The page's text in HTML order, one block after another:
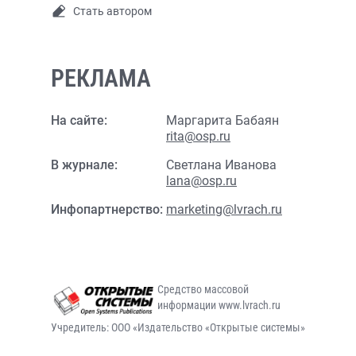
Стать автором
РЕКЛАМА
На сайте:
Маргарита Бабаян
rita@osp.ru
В журнале:
Светлана Иванова
lana@osp.ru
Инфопартнерство: marketing@lvrach.ru
Средство массовой
информации www.lvrach.ru
Учредитель: ООО «Издательство «Открытые системы»